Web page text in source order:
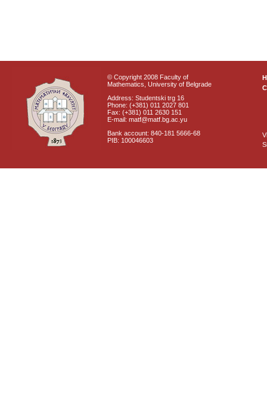
© Copyright 2008 Faculty of
Mathematics, University of Belgrade
Address: Studentski trg 16
Phone: (+381) 011 2027 801
Fax: (+381) 011 2630 151
E-mail: matf@matf.bg.ac.yu
Bank account: 840-181 5666-68
PIB: 100046603